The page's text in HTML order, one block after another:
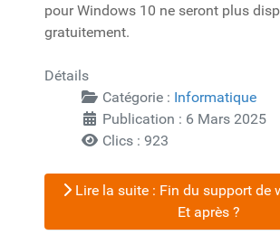
pour Windows 10 ne seront plus
gratuitement.
Détails
Catégorie : Informatique
Publication : 6 Mars 2025
Clics : 923
Lire la suite : Fin du support de
Et après ?